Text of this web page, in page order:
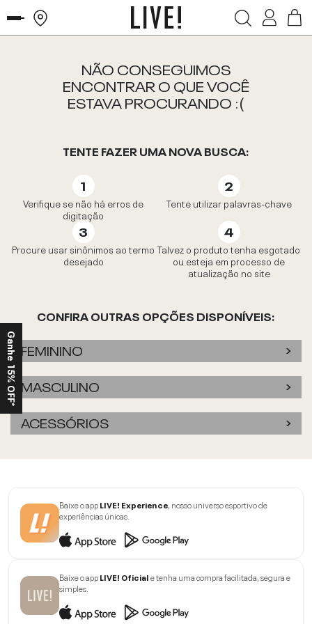
NÃO CONSEGUIMOS
ENCONTRAR O QUE VOCÊ
ESTAVA PROCURANDO :(
TENTE FAZER UMA NOVA BUSCA:
Verifique se não há erros de
digitação
Tente utilizar palavras-chave
Procure usar sinônimos ao termo
desejado
Talvez o produto tenha esgotado
ou esteja em processo de
atualização no site
CONFIRA OUTRAS OPÇÕES DISPONÍVEIS:
FEMININO
MASCULINO
ACESSÓRIOS
Baixe o appLIVE! Experience, nosso universo esportivo de
experiências únicas.
Baixe o appLIVE! Oficiale tenha uma compra facilitada, segura e
simples.
Ganhe 15% OFF*